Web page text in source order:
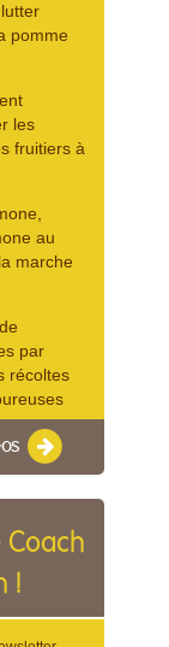
pomme
les
fruitiers à
au
marche
par
récoltes
Coach
!